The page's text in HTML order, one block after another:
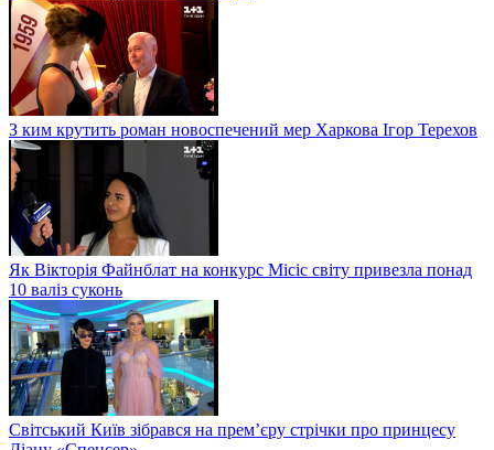
З ким крутить роман новоспечений мер Харкова Ігор Терехов
Як Вікторія Файнблат на конкурс Місіс світу привезла понад
10 валіз суконь
Світський Київ зібрався на прем’єру стрічки про принцесу